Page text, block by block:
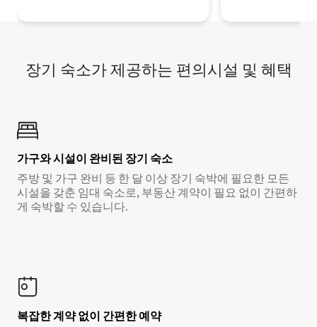
장기 숙소가 제공하는 편의시설 및 혜택
가구와 시설이 완비된 장기 숙소
주방 및 가구 완비 등 한 달 이상 장기 숙박에 필요한 모든
시설을 갖춘 임대 숙소로, 부동산 계약이 필요 없이 간편하
게 숙박할 수 있습니다.
복잡한 계약 없이 간편한 예약